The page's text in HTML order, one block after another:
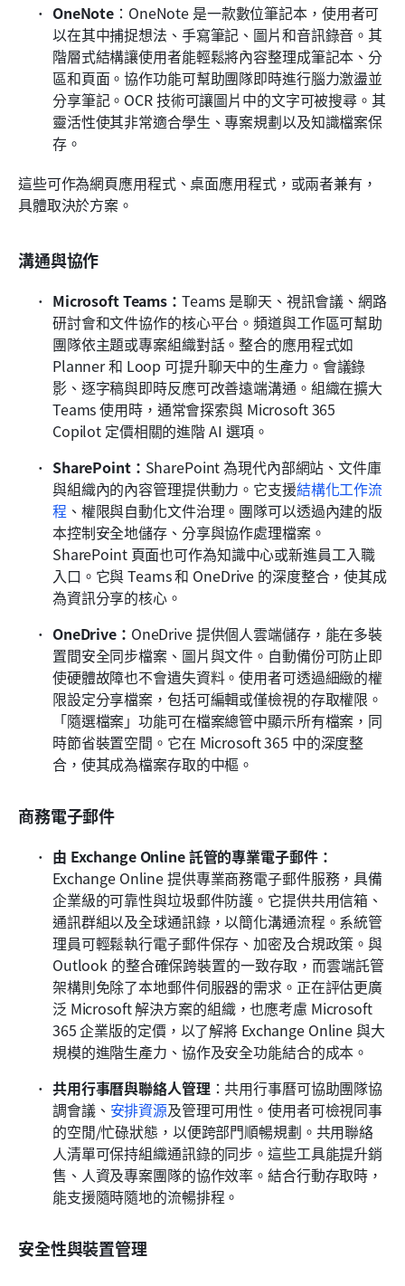
OneNote ：OneNote 是一款數位筆記本，使用者可
以在其中捕捉想法、手寫筆記、圖片和音訊錄音。其
階層式結構讓使用者能輕鬆將內容整理成筆記本、分
區和頁面。協作功能可幫助團隊即時進行腦力激盪並
分享筆記。OCR 技術可讓圖片中的文字可被搜尋。其
靈活性使其非常適合學生、專案規劃以及知識檔案保
存。
這些可作為網頁應用程式、桌面應用程式，或兩者兼有，
具體取決於方案。
溝通與協作
Microsoft Teams： Teams 是聊天、視訊會議、網路
研討會和文件協作的核心平台。頻道與工作區可幫助
團隊依主題或專案組織對話。整合的應用程式如
Planner 和 Loop 可提升聊天中的生產力。會議錄
影、逐字稿與即時反應可改善遠端溝通。組織在擴大
Teams 使用時，通常會探索與 Microsoft 365
Copilot 定價相關的進階 AI 選項。
SharePoint： SharePoint 為現代內部網站、文件庫
與組織內的內容管理提供動力。它支援結構化工作流
程 、權限與自動化文件治理。團隊可以透過內建的版
本控制安全地儲存、分享與協作處理檔案。
SharePoint 頁面也可作為知識中心或新進員工入職
入口。它與 Teams 和 OneDrive 的深度整合，使其成
為資訊分享的核心。
OneDrive： OneDrive 提供個人雲端儲存，能在多裝
置間安全同步檔案、圖片與文件。自動備份可防止即
使硬體故障也不會遺失資料。使用者可透過細緻的權
限設定分享檔案，包括可編輯或僅檢視的存取權限。
「隨選檔案」功能可在檔案總管中顯示所有檔案，同
時節省裝置空間。它在 Microsoft 365 中的深度整
合，使其成為檔案存取的中樞。
商務電子郵件
由 Exchange Online 託管的專業電子郵件：
Exchange Online 提供專業商務電子郵件服務，具備
企業級的可靠性與垃圾郵件防護。它提供共用信箱、
通訊群組以及全球通訊錄，以簡化溝通流程。系統管
理員可輕鬆執行電子郵件保存、加密及合規政策。與
Outlook 的整合確保跨裝置的一致存取，而雲端託管
架構則免除了本地郵件伺服器的需求。正在評估更廣
泛 Microsoft 解決方案的組織，也應考慮 Microsoft
365 企業版的定價，以了解將 Exchange Online 與大
規模的進階生產力、協作及安全功能結合的成本。
共用行事曆與聯絡人管理 ：共用行事曆可協助團隊協
調會議、 安排資源及管理可用性。使用者可檢視同事
的空閒/忙碌狀態，以便跨部門順暢規劃。共用聯絡
人清單可保持組織通訊錄的同步。這些工具能提升銷
售、人資及專案團隊的協作效率。結合行動存取時，
能支援隨時隨地的流暢排程。
安全性與裝置管理